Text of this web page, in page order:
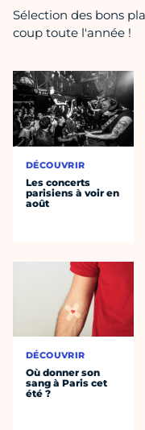
Sélection des bons
coup toute l'année !
DÉCOUVRIR
Les concerts
parisiens à voir en
août
DÉCOUVRIR
Où donner son
sang à Paris cet
été ?